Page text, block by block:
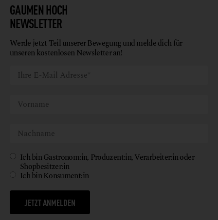
GAUMEN HOCH
NEWSLETTER
Werde jetzt Teil unserer Bewegung und melde dich für
unseren kostenlosen Newsletter an!
Ich bin Gastronom:in, Produzent:in, Verarbeiter:in oder
Shopbesitzer:in
Ich bin Konsument:in
JETZT ANMELDEN